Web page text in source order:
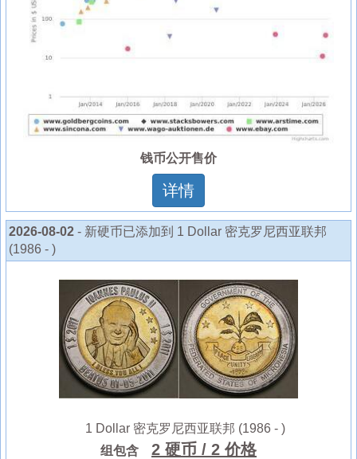
钱币公开售价
详情
2026-08-02 - 新硬币已添加到 1 Dollar 密克罗尼西亚联邦
(1986 - )
1 Dollar 密克罗尼西亚联邦 (1986 - )
组包含
2 硬币 / 2 价格